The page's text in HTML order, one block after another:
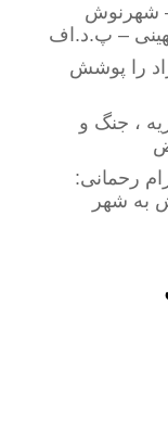
– شهرنوش
– پ.د.اف
افراد را پوشش
، جنگ و
رحمانی:
به شهر